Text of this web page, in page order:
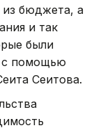
из бюджета, а
и так
были
с помощью
Сеитова.